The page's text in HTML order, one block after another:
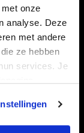
onze
analyse. Deze
met andere
ze hebben
services. Je